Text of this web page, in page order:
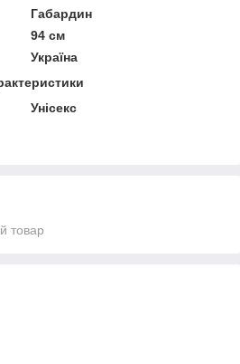
Габардин
94 см
Україна
Унісекс
товар